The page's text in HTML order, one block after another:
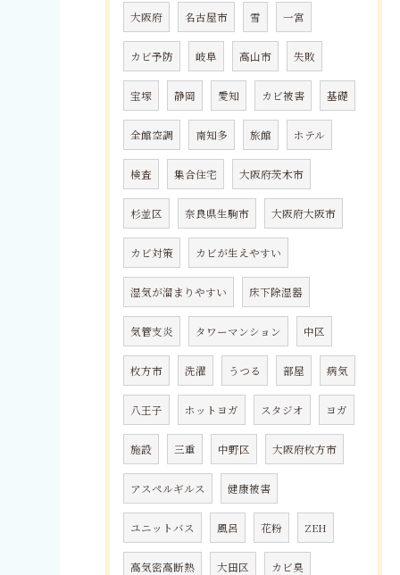
大阪府 名古屋市 雪 一宮
カビ予防 岐阜 高山市 失敗
宝塚 静岡 愛知 カビ被害 基礎
全館空調 南知多 旅館 ホテル
検査 集合住宅 大阪府茨木市
杉並区 奈良県生駒市 大阪府大阪市
カビ対策 カビが生えやすい
湿気が溜まりやすい 床下除湿器
気管支炎 タワーマンション 中区
枚方市 洗濯 うつる 部屋 病気
八王子 ホットヨガ スタジオ ヨガ
施設 三重 中野区 大阪府枚方市
アスペルギルス 健康被害
ユニットバス 風呂 花粉 ZEH
高気密高断熱 大田区 カビ臭